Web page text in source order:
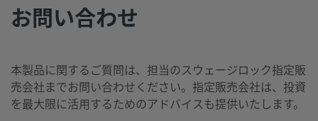
MS-
DMT-
- 6 mm -
MS-
-
1/2 イ
- - - 製品を見る
お問い合わせ
本製品に関するご質問は、担当のスウェージロック指定販
売会社までお問い合わせください。指定販売会社は、投資
を最大限に活用するためのアドバイスも提供いたします。